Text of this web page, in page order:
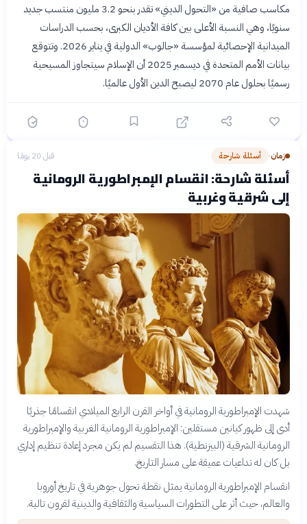
مكاسب صافية من «التحول الديني» تقدر بنحو 3.2 مليون منتسب جديد
سنويًا، وهي النسبة الأعلى بين كافة الأديان الكبرى، بحسب الدراسات
الميدانية الإحصائية لمؤسسة «جالوب» الدولية في يناير 2026. وتتوقع
بيانات الأمم المتحدة في ديسمبر 2025 أن الإسلام سيتجاوز المسيحية
رسميًا بحلول عام 2070 ليصبح الدين الأول عالميًا.
زمان› أسئلة شارحة قبل 20 يومًا
أسئلة شارحة: انقسام الإمبراطورية الرومانية
إلى شرقية وغربية
شهدت الإمبراطورية الرومانية في أواخر القرن الرابع الميلادي انقسامًا جذريًا
أدى إلى ظهور كيانين مستقلين: الإمبراطورية الرومانية الغربية والإمبراطورية
الرومانية الشرقية (البيزنطية). هذا التقسيم لم يكن مجرد إعادة تنظيم إداري
بل كان له تداعيات عميقة على مسار التاريخ.
انقسام الإمبراطورية الرومانية يمثل نقطة تحول جوهرية في تاريخ أوروبا
والعالم، حيث أثر على التطورات السياسية والثقافية والدينية لقرون تالية.